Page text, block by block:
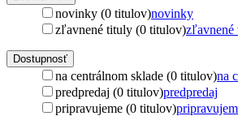
novinky (0 titulov)novinky
zľavnené tituly (0 titulov)zľavnené
Dostupnosť
na centrálnom sklade (0 titulov)na
predpredaj (0 titulov)predpredaj
pripravujeme (0 titulov)